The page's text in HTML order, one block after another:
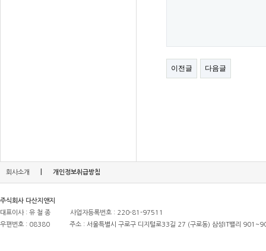
이전글 다음글
회사소개 개인정보취급방침
주식회사 다산지앤지
대표이사 : 유 철 종
사업자등록번호 : 220-81-97511
우편번호 : 08380
주소 : 서울특별시 구로구 디지털로33길 27 (구로동) 삼성IT밸리